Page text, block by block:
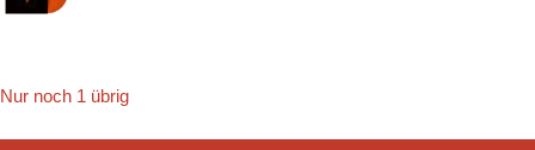
Nur noch 1 übrig